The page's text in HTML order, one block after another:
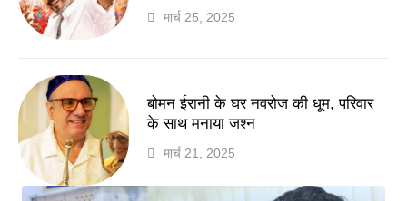
मार्च 25, 2025
बोमन ईरानी के घर नवरोज की धूम, परिवार
के साथ मनाया जश्न
मार्च 21, 2025